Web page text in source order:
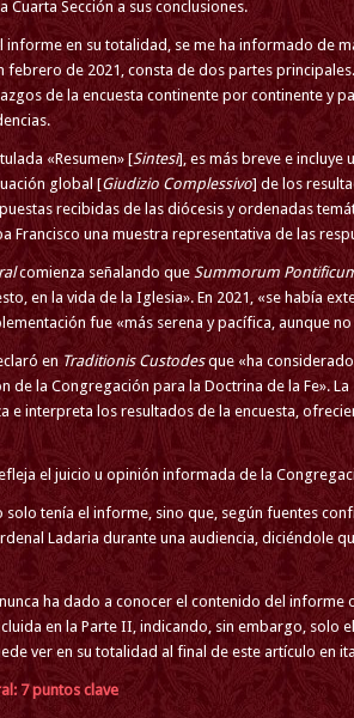
Sección a sus conclusiones.
informe en su totalidad, se me ha informado de
febrero de 2021, consta de dos partes
de la encuesta continente por continente y
«Resumen» [Sintesi], es más breve e incluye
global [Giudizio Complessivo] de los
recibidas de las diócesis y ordenadas
Francisco una muestra representativa de las
comienza señalando que Summorum
en la vida de la Iglesia». En 2021, «se había
fue «más serena y pacífica, aunque
enTraditionis Custodesque «ha
de la Congregación para la Doctrina de la Fe». La
e interpreta los resultados de la encuesta,
el juicio u opinión informada de la
solo tenía el informe, sino que, según fuentes
Ladaria durante una audiencia, diciéndole
ha dado a conocer el contenido del informe
en la Parte II, indicando, sin embargo, solo
ver en su totalidad al final de este artículo en
7 puntos clave